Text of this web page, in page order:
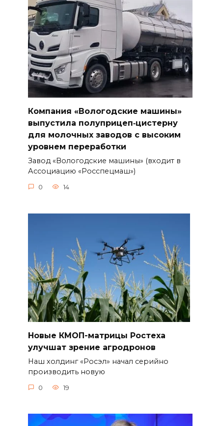
Компания «Вологодские машины»
выпустила полуприцеп‑цистерну
для молочных заводов с высоким
уровнем переработки
Завод «Вологодские машины» (входит в
Ассоциацию «Росспецмаш»)
0 14
Новые КМОП-матрицы Ростеха
улучшат зрение агродронов
Наш холдинг «Росэл» начал серийно
производить новую
0 19